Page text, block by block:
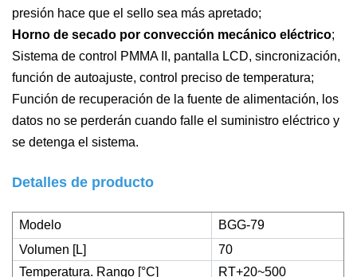
presión hace que el sello sea más apretado;
Horno de secado por convección mecánico eléctrico;
Sistema de control PMMA II, pantalla LCD, sincronización,
función de autoajuste, control preciso de temperatura;
Función de recuperación de la fuente de alimentación, los
datos no se perderán cuando falle el suministro eléctrico y
se detenga el sistema.
Detalles de producto
Modelo
BGG-79
Volumen [L]
70
Temperatura. Rango [°C]
RT+20~500